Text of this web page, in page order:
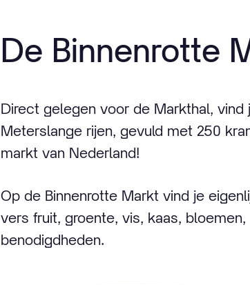
De Binnenrotte
Direct gelegen voor de Markthal,
Meterslange rijen, gevuld met 250
markt van Nederland!
Op de Binnenrotte Markt vind je
vers fruit, groente, vis, kaas,
benodigdheden.